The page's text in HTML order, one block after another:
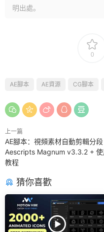
明出處。
0
AE腳本 AE資源 CG腳本
上一篇
AE腳本：視頻素材自動剪輯分段
Aescripts Magnum v3.3.2 + 使
教程
猜你喜歡